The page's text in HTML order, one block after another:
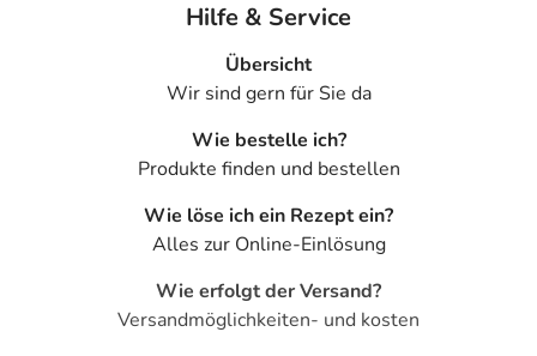
Hilfe & Service
Übersicht
Wir sind gern für Sie da
Wie bestelle ich?
Produkte finden und bestellen
Wie löse ich ein Rezept ein?
Alles zur Online-Einlösung
Wie erfolgt der Versand?
Versandmöglichkeiten- und kosten